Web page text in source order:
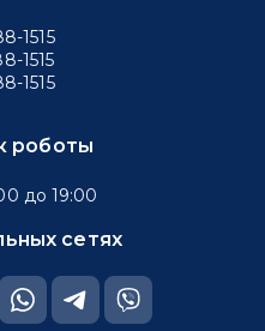
роботы
до 19:00
сетях
1515
1515
1515